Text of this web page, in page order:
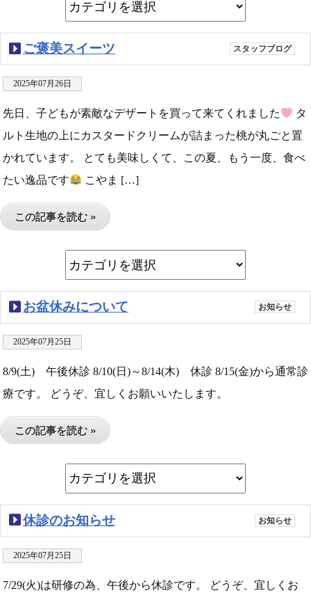
ご褒美スイーツ スタッフブログ
2025年07月26日
先日、子どもが素敵なデザートを買って来てくれました
タ
ルト生地の上にカスタードクリームが詰まった桃が丸ごと置
かれています。 とても美味しくて、この夏、もう一度、食べ
たい逸品です
こやま […]
この記事を読む »
お盆休みについて お知らせ
2025年07月25日
8/9(土) 午後休診 8/10(日)～8/14(木) 休診 8/15(金)から通常診
療です。 どうぞ、宜しくお願いいたします。
この記事を読む »
休診のお知らせ お知らせ
2025年07月25日
7/29(火)は研修の為、午後から休診です。 どうぞ、宜しくお